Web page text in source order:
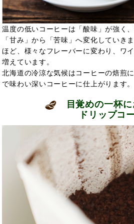
温度の低いコーヒーは「酸味」が強く
「甘み」から「苦味」へ変化していき
ほど、様々なフレーバーに変わり、ワ
増えています。
北海道の冷涼な気候はコーヒーの焙煎
で味わい深いコーヒーに仕上がります。
目覚めの一杯
ドリップコ